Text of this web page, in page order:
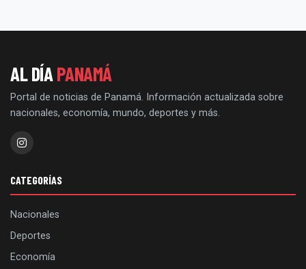
AL DÍAPANAMÁ
Portal de noticias de Panamá. Información actualizada sobre
nacionales, economía, mundo, deportes y más.
CATEGORÍAS
Nacionales
Deportes
Economía